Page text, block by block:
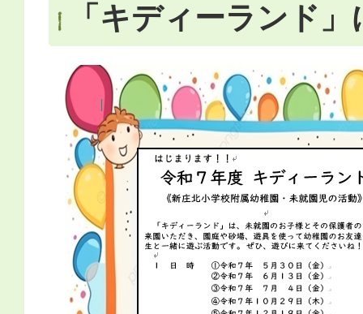
「キディーランド